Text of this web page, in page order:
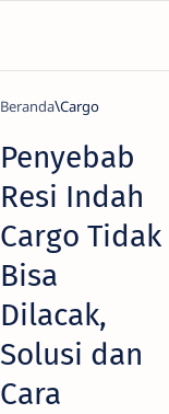
Beranda Cargo
Penyebab
Resi Indah
Cargo Tidak
Bisa
Dilacak,
Solusi dan
Cara